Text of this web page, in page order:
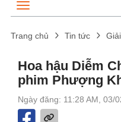
Trang chủ Tin tức
Hoa hậu Diễm
phim Phượng
Ngày đăng: 11:28 AM, 03/